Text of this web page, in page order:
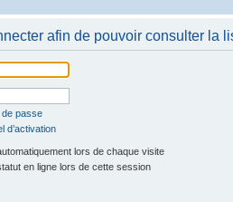
afin de pouvoir consulter la
de passe
d’activation
lors de chaque visite
en ligne lors de cette session